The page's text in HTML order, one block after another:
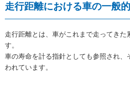
走行距離における車の一般
走行距離とは、車がこれまで走ってきた
す。
車の寿命を計る指針としても参照され
われています。